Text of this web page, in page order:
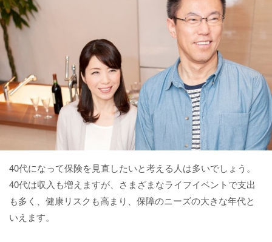
40代になって保険を見直したいと考える人は多いでしょう。
40代は収入も増えますが、さまざまなライフイベントで支出
も多く、健康リスクも高まり、保障のニーズの大きな年代と
いえます。